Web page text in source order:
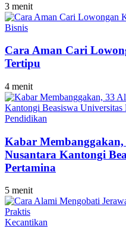
3 menit
Bisnis
Cara Aman Cari
Tertipu
4 menit
Pendidikan
Kabar
Nusantara Kantongi
Pertamina
5 menit
Kecantikan